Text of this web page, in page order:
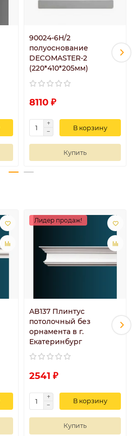
90024-6H/2
полуоснование
DECOMASTER-2
(220*410*205мм)
8110 ₽
В корзину
Купить
Лидер продаж!
AB137 Плинтус
потолочный без
орнамента в г.
Екатеринбург
2541 ₽
В корзину
Купить